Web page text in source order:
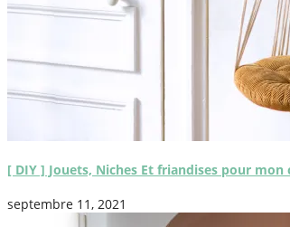
[ DIY ] Jouets, Niches Et friandises pour
septembre 11, 2021